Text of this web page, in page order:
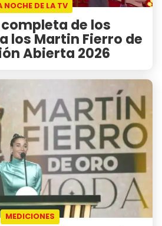
NOCHE DE LA TV
de los
los Martin Fierro de
Abierta 2026
MEDICIONES